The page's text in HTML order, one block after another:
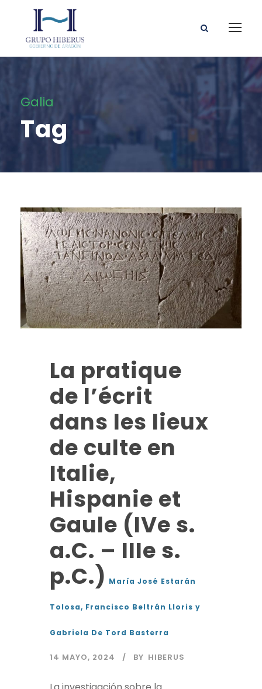
Galia
Tag
La pratique
de l’écrit
dans les lieux
de culte en
Italie,
Hispanie et
Gaule (IVe s.
a.C. – IIIe s.
p.C.) María José Estarán
Tolosa, Francisco Beltrán Lloris y
Gabriela De Tord Basterra
14 MAYO, 2024 BY HIBERUS